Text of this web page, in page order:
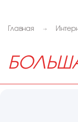
Главная